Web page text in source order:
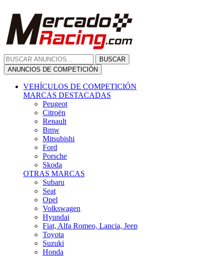
BUSCAR
ANUNCIOS DE COMPETICIÓN
VEHÍCULOS DE COMPETICIÓN
MARCAS DESTACADAS
Peugeot
Citroën
Renault
Bmw
Mitsubishi
Ford
Porsche
Skoda
OTRAS MARCAS
Subaru
Seat
Opel
Volkswagen
Hyundai
Fiat, Alfa Romeo, Lancia, Jeep
Toyota
Suzuki
Honda
Mini